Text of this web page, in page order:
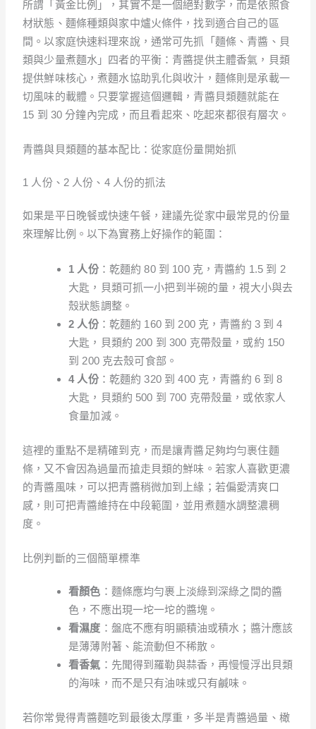
所謂「黃金比例」，其實不是一個絕對數字，而是依照食
材狀態、麵條種類與家中爐火條件，找到適合自己的區
間。以家庭快速料理來說，通常可先抓「麵條、青醬、貝
類與少量煮麵水」四者的平衡：青醬提供主體香氣，貝類
提供鮮味核心，煮麵水協助乳化與收汁，麵條則是承載一
切風味的載體。只要掌握這個邏輯，青醬貝類麵就能在
15 到 30 分鐘內完成，而且看起來、吃起來都很有層次。
青醬與貝類麵的基本配比：從家庭份量開始抓
1 人份、2 人份、4 人份的抓法
如果是平日晚餐或快速午餐，建議先從家中最常見的份量
來理解比例。以下為實務上好操作的範圍：
1 人份：乾麵約 80 到 100 克，青醬約 1.5 到 2
大匙，貝類可抓一小把到半碗的量，視大小與去
殼狀態調整。
2 人份：乾麵約 160 到 200 克，青醬約 3 到 4
大匙，貝類約 200 到 300 克帶殼量，或約 150
到 200 克去殼可食部。
4 人份：乾麵約 320 到 400 克，青醬約 6 到 8
大匙，貝類約 500 到 700 克帶殼量，或依家人
食量加減。
這裡的重點不是精確到克，而是讓青醬足夠均勻裹住麵
條，又不會因為過量而搶走貝類的鮮味。若家人喜歡更濃
的青醬風味，可以把青醬稍微加到上緣；若偏愛清爽口
感，則可把青醬維持在中段範圍，並用煮麵水調整濃稠
度。
比例判斷的三個簡單標準
看顏色 ：麵條應均勻裹上淡綠到深綠之間的醬
色，不應出現一坨一坨的醬塊。
看濕度 ：盤底不應有明顯積油或積水；醬汁應該
是薄薄附著、能流動但不稀散。
看香氣 ：先聞得到羅勒與蒜香，再慢慢浮出貝類
的海味，而不是只有油味或只有鹹味。
若你常覺得青醬麵吃到最後太厚重，多半是青醬過量、橄